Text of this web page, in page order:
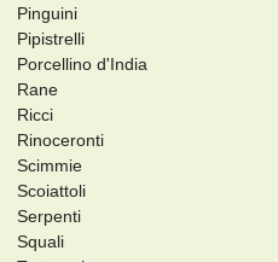
Pinguini
Pipistrelli
Porcellino d'India
Rane
Ricci
Rinoceronti
Scimmie
Scoiattoli
Serpenti
Squali